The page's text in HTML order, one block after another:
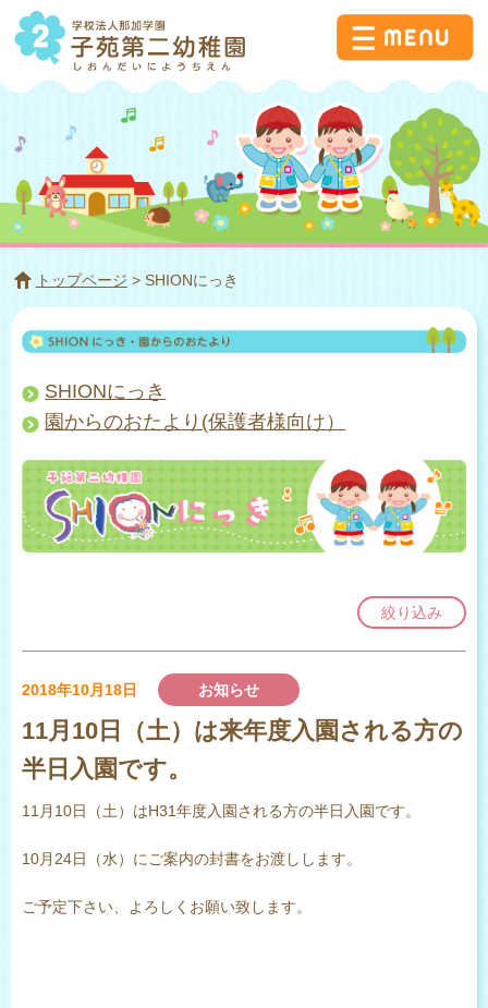
トップページ > SHIONにっき
SHIONにっき
園からのおたより(保護者様向け）
絞り込み
2018年10月18日 お知らせ
11月10日（土）は来年度入園される方の
半日入園です。
11月10日（土）はH31年度入園される方の半日入園です。
10月24日（水）にご案内の封書をお渡しします。
ご予定下さい、よろしくお願い致します。